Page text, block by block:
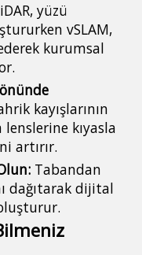
yüzü
vSLAM,
kurumsal
kayışlarının
kıyasla
artırır.
Tabandan
dağıtarak dijital